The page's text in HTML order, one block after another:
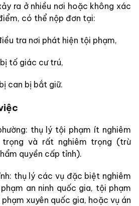
ra ở nhiều nơi hoặc không xác
có thể nộp đơn tại:
tra nơi phát hiện tội phạm,
tố giác cư trú,
can bị bắt giữ.
thụ lý tội phạm ít nghiêm
trọng và rất nghiêm trọng (trừ
quyền cấp tỉnh).
thụ lý các vụ đặc biệt nghiêm
an ninh quốc gia, tội phạm
xuyên quốc gia, hoặc vụ án